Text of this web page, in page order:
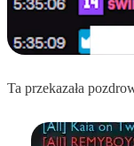
Ta przekazała